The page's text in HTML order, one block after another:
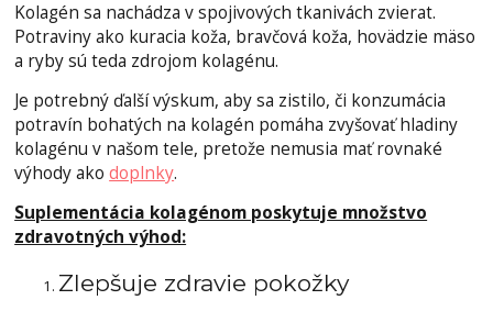
Kolagén sa nachádza v spojivových tkanivách zvierat.
Potraviny ako kuracia koža, bravčová koža, hovädzie mäso
a ryby sú teda zdrojom kolagénu.
Je potrebný ďalší výskum, aby sa zistilo, či konzumácia
potravín bohatých na kolagén pomáha zvyšovať hladiny
kolagénu v našom tele, pretože nemusia mať rovnaké
výhody akodoplnky.
Suplementácia kolagénom poskytuje množstvo
zdravotných výhod:
Zlepšuje zdravie pokožky